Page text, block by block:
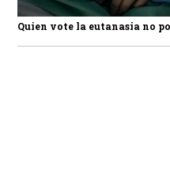
Quien vote la eutanasia no